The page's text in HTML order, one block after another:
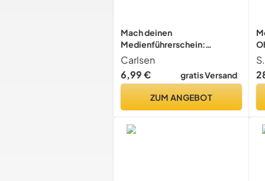
Mach deinen
Medienführerschein:
Medienkompetenz für Kinder
ab 8 Jahren
Carlsen
6,99 €
gratis Versand
ZUM ANGEBOT